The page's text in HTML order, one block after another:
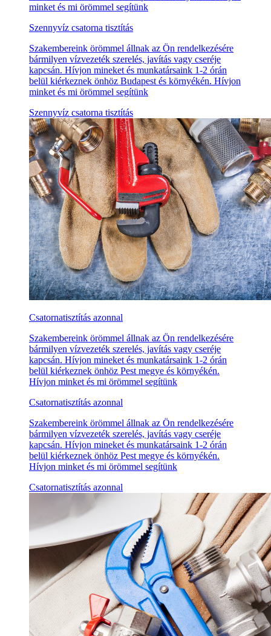
minket és mi örömmel segítünk
Szennyvíz csatorna tisztítás
Szakembereink örömmel állnak az Ön rendelkezésére
bármilyen vízvezeték szerelés, javítás vagy cseréje
kapcsán. Hívjon mineket és munkatársaink 1-2 órán
belül kiérkeznek önhöz Budapest és környékén. Hívjon
minket és mi örömmel segítünk
Szennyvíz csatorna tisztítás
Csatornatisztítás azonnal
Szakembereink örömmel állnak az Ön rendelkezésére
bármilyen vízvezeték szerelés, javítás vagy cseréje
kapcsán. Hívjon mineket és munkatársaink 1-2 órán
belül kiérkeznek önhöz Pest megye és környékén.
Hívjon minket és mi örömmel segítünk
Csatornatisztítás azonnal
Szakembereink örömmel állnak az Ön rendelkezésére
bármilyen vízvezeték szerelés, javítás vagy cseréje
kapcsán. Hívjon mineket és munkatársaink 1-2 órán
belül kiérkeznek önhöz Pest megye és környékén.
Hívjon minket és mi örömmel segítünk
Csatornatisztítás azonnal